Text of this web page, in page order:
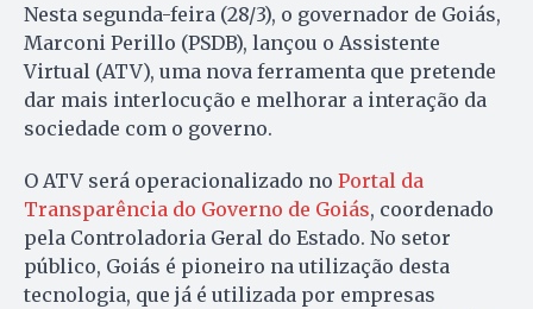
Nesta segunda-feira (28/3), o governador de Goiás,
Marconi Perillo (PSDB), lançou o Assistente
Virtual (ATV), uma nova ferramenta que pretende
dar mais interlocução e melhorar a interação da
sociedade com o governo.
O ATV será operacionalizado no Portal da
Transparência do Governo de Goiás, coordenado
pela Controladoria Geral do Estado. No setor
público, Goiás é pioneiro na utilização desta
tecnologia, que já é utilizada por empresas